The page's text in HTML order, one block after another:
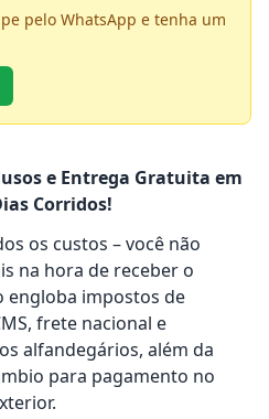
pelo WhatsApp e tenha um
e Entrega Gratuita em
Corridos!
os custos – você não
na hora de receber o
engloba impostos de
frete nacional e
alfandegários, além da
para pagamento no